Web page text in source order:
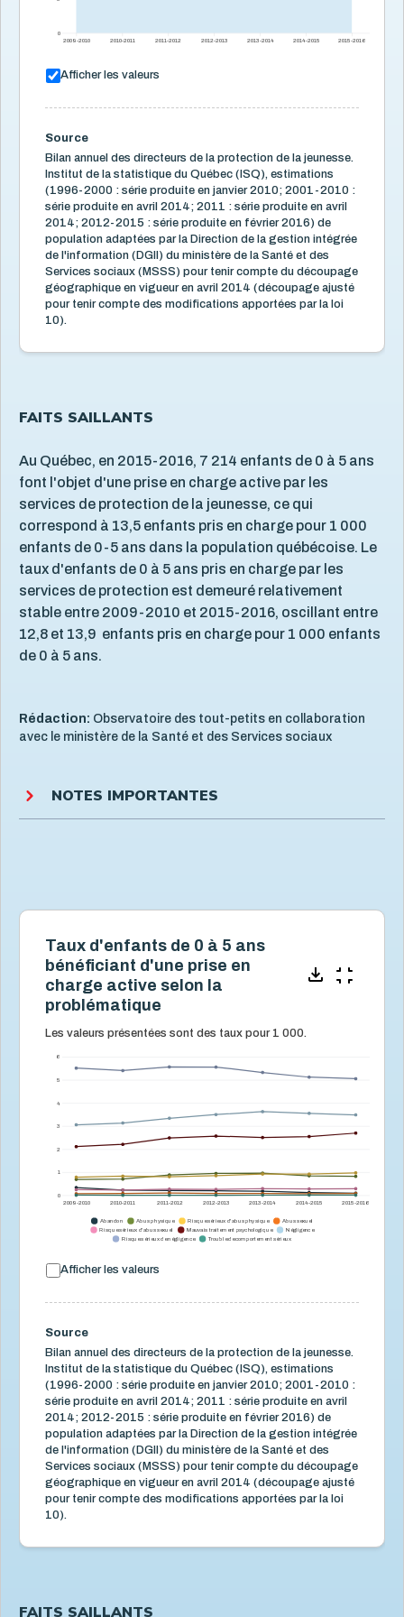
Taux de signalements traités et retenus
Enfants ayant une prise en charge par le DPJ
nouvelle prise en charge
Signalements reçus/retenus 2007-2016 (archivé)
Signalements évalués, selon la décision rendue 2008-
2016 (archivé)
Enfants ayant une prise en charge active dans l'année
2009-2016 (archivé)
Enfants ayant une prise en charge active, selon le
milieu de vie 2010-2015 (archivé)
Violence conjugale
2009-2010 2010-2011 2011-2012 2012-2013 2013-2014 2014-2015 2015-2016
0
Afficher les valeurs
Source
Bilan annuel des directeurs de la protection de la jeunesse.
Institut de la statistique du Québec (ISQ), estimations
(1996-2000 : série produite en janvier 2010; 2001-2010 :
série produite en avril 2014; 2011 : série produite en avril
2014; 2012-2015 : série produite en février 2016) de
population adaptées par la Direction de la gestion intégrée
de l'information (DGII) du ministère de la Santé et des
Services sociaux (MSSS) pour tenir compte du découpage
géographique en vigueur en avril 2014 (découpage ajusté
pour tenir compte des modifications apportées par la loi
10).
FAITS SAILLANTS
Au Québec, en 2015-2016, 7 214 enfants de 0 à 5 ans
font l'objet d'une prise en charge active par les
services de protection de la jeunesse, ce qui
correspond à 13,5 enfants pris en charge pour 1 000
enfants de 0-5 ans dans la population québécoise. Le
taux d'enfants de 0 à 5 ans pris en charge par les
services de protection est demeuré relativement
stable entre 2009-2010 et 2015-2016, oscillant entre
12,8 et 13,9 enfants pris en charge pour 1 000 enfants
de 0 à 5 ans.
Rédaction: Observatoire des tout-petits en collaboration
avec le ministère de la Santé et des Services sociaux
NOTES IMPORTANTES
Taux d'enfants de 0 à 5 ans
bénéficiant d'une prise en
charge active selon la
problématique
Les valeurs présentées sont des taux pour 1 000.
2009-2010 2010-2011 2011-2012 2012-2013 2013-2014 2014-2015 2015-2016
0
1
2
3
4
5
6
Abandon Abus physique Risque sérieux d'abus physique
Abus sexuel
Risque sérieux d'abus sexuel
Mauvais traitement psychologique
Négligence
Risque sérieux de négligence
Trouble de comportement sérieux
Afficher les valeurs
Source
Bilan annuel des directeurs de la protection de la jeunesse.
Institut de la statistique du Québec (ISQ), estimations
(1996-2000 : série produite en janvier 2010; 2001-2010 :
série produite en avril 2014; 2011 : série produite en avril
2014; 2012-2015 : série produite en février 2016) de
population adaptées par la Direction de la gestion intégrée
de l'information (DGII) du ministère de la Santé et des
Services sociaux (MSSS) pour tenir compte du découpage
géographique en vigueur en avril 2014 (découpage ajusté
pour tenir compte des modifications apportées par la loi
10).
FAITS SAILLANTS